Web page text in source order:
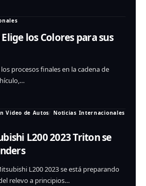
los Colores para sus
procesos finales en la cadena de
Video de Autos
Noticias Internacionales
L200 2023 Triton se
L200 2023 se está preparando
relevo a principios…